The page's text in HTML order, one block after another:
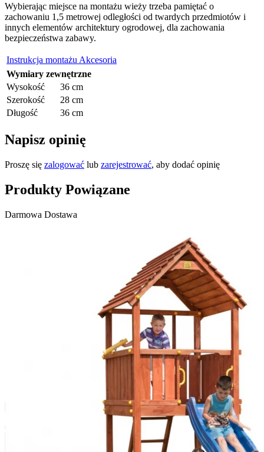
Wybierając miejsce na montażu wieży trzeba pamiętać o
zachowaniu 1,5 metrowej odległości od twardych przedmiotów i
innych elementów architektury ogrodowej, dla zachowania
bezpieczeństwa zabawy.
Instrukcja montażu Akcesoria
Wymiary zewnętrzne
Wysokość
36 cm
Szerokość
28 cm
Długość
36 cm
Napisz opinię
Proszę się zalogować lub zarejestrować, aby dodać opinię
Produkty Powiązane
Darmowa Dostawa